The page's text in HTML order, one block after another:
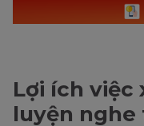
Lợi ích việc
luyện nghe